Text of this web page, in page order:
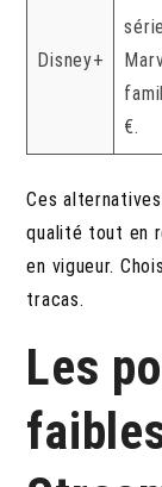
Disney+
€.
Ces
qualité tout en
en vigueur.
tracas.
Les